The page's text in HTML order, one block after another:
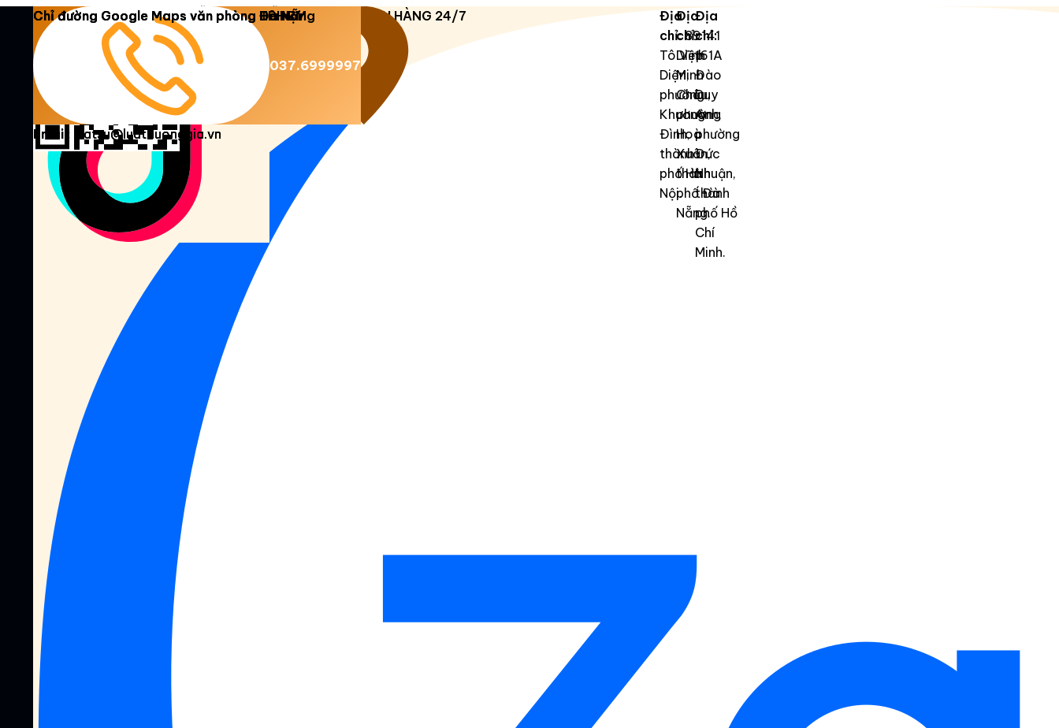
Copyright 2026 ©Luật Dương Gia